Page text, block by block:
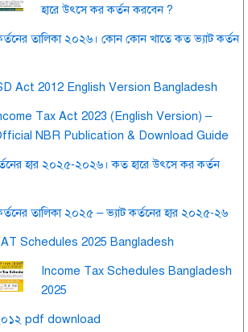
হারে উৎসে কর কর্তন করবেন ?
তালিকা ২০২৬। কোন কোন খাতে কত ভ্যাট কর্তন
Act 2012 English Version Bangladesh
Tax Act 2023 (English Version) –
NBR Publication & Download Guide
হার ২০২৫-২০২৬। কত হারে উৎসে কর কর্তন
তালিকা ২০২৫ – ভ্যাট কর্তনের হার ২০২৫-২৬
Schedules 2025 Bangladesh
Income Tax Schedules Bangladesh
2025
pdf download